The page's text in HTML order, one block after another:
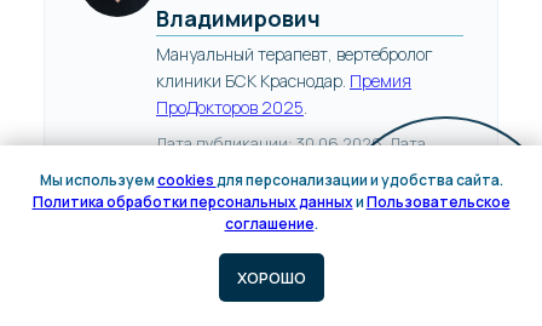
Владимирович
Мануальный терапевт, вертебролог
клиники БСК Краснодар. Премия
ПроДокторов 2025
Дата публикации: 30.06.2026. Дата
Материал имеет информационный характер и не заменяет
очной консультации врача. Тип повреждения мениска и
Мы используемcookiesдля персонализации и удобства сайта.
Политика обработки персональных данныхиПользовательское
соглашение.
ХОРОШО
Онлайн